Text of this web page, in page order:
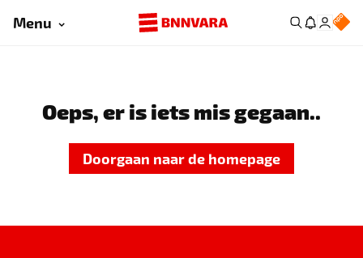
Menu
Oeps, er is iets mis gegaan..
Doorgaan naar de homepage